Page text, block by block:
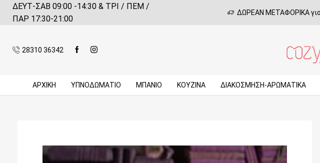
ΔΕΥΤ-ΣΑΒ 09:00 -14:30 & ΤΡΙ / ΠΕΜ /
ΠΑΡ 17:30-21:00
ΔΩΡΕΑΝ ΜΕΤΑΦΟΡΙΚΑ
28310 36342
ΑΡΧΙΚΉ ΥΠΝΟΔΩΜΑΤΙΟ ΜΠΆΝΙΟ ΚΟΥΖΊΝΑ ΔΙΑΚΟΣΜΗΣΗ-ΑΡΩΜΑΤΙΚΑ